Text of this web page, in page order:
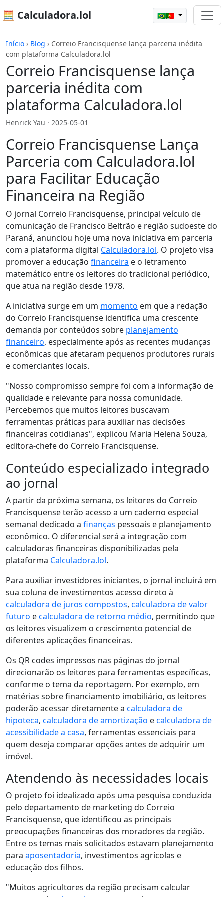
🧮 Calculadora.lol 🇧🇷🇵🇹
Início › Blog › Correio Francisquense lança parceria inédita
com plataforma Calculadora.lol
Correio Francisquense lança
parceria inédita com
plataforma Calculadora.lol
Henrick Yau · 2025-05-01
Correio Francisquense Lança
Parceria com Calculadora.lol
para Facilitar Educação
Financeira na Região
O jornal Correio Francisquense, principal veículo de
comunicação de Francisco Beltrão e região sudoeste do
Paraná, anunciou hoje uma nova iniciativa em parceria
com a plataforma digital Calculadora.lol. O projeto visa
promover a educação financeira e o letramento
matemático entre os leitores do tradicional periódico,
que atua na região desde 1978.
A iniciativa surge em um momento em que a redação
do Correio Francisquense identifica uma crescente
demanda por conteúdos sobre planejamento
financeiro, especialmente após as recentes mudanças
econômicas que afetaram pequenos produtores rurais
e comerciantes locais.
"Nosso compromisso sempre foi com a informação de
qualidade e relevante para nossa comunidade.
Percebemos que muitos leitores buscavam
ferramentas práticas para auxiliar nas decisões
financeiras cotidianas", explicou Maria Helena Souza,
editora-chefe do Correio Francisquense.
Conteúdo especializado integrado
ao jornal
A partir da próxima semana, os leitores do Correio
Francisquense terão acesso a um caderno especial
semanal dedicado a finanças pessoais e planejamento
econômico. O diferencial será a integração com
calculadoras financeiras disponibilizadas pela
plataforma Calculadora.lol.
Para auxiliar investidores iniciantes, o jornal incluirá em
sua coluna de investimentos acesso direto à
calculadora de juros compostos, calculadora de valor
futuro ecalculadora de retorno médio, permitindo que
os leitores visualizem o crescimento potencial de
diferentes aplicações financeiras.
Os QR codes impressos nas páginas do jornal
direcionarão os leitores para ferramentas específicas,
conforme o tema da reportagem. Por exemplo, em
matérias sobre financiamento imobiliário, os leitores
poderão acessar diretamente a calculadora de
hipoteca, calculadora de amortização ecalculadora de
acessibilidade a casa, ferramentas essenciais para
quem deseja comparar opções antes de adquirir um
imóvel.
Atendendo às necessidades locais
O projeto foi idealizado após uma pesquisa conduzida
pelo departamento de marketing do Correio
Francisquense, que identificou as principais
preocupações financeiras dos moradores da região.
Entre os temas mais solicitados estavam planejamento
para aposentadoria, investimentos agrícolas e
educação dos filhos.
"Muitos agricultores da região precisam calcular